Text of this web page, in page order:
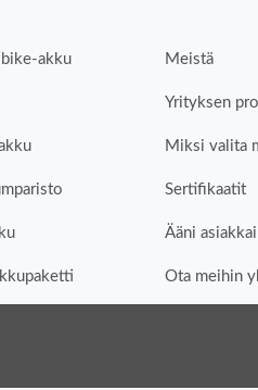
akku Meistä
Yrityksen
Miksi valita
Sertifikaatit
Ääni
Ota meihin